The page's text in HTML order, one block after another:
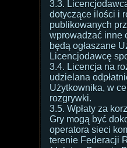
3.3.
dotyczące ilości i
publikowanych
wprowadzać inne
będą ogłaszane
Licencjodawcę
3.4. Licencja na
udzielana
Użytkownika, w
rozgrywki.
3.5. Wpłaty za
Gry mogą być
operatora sieci
terenie Federacji